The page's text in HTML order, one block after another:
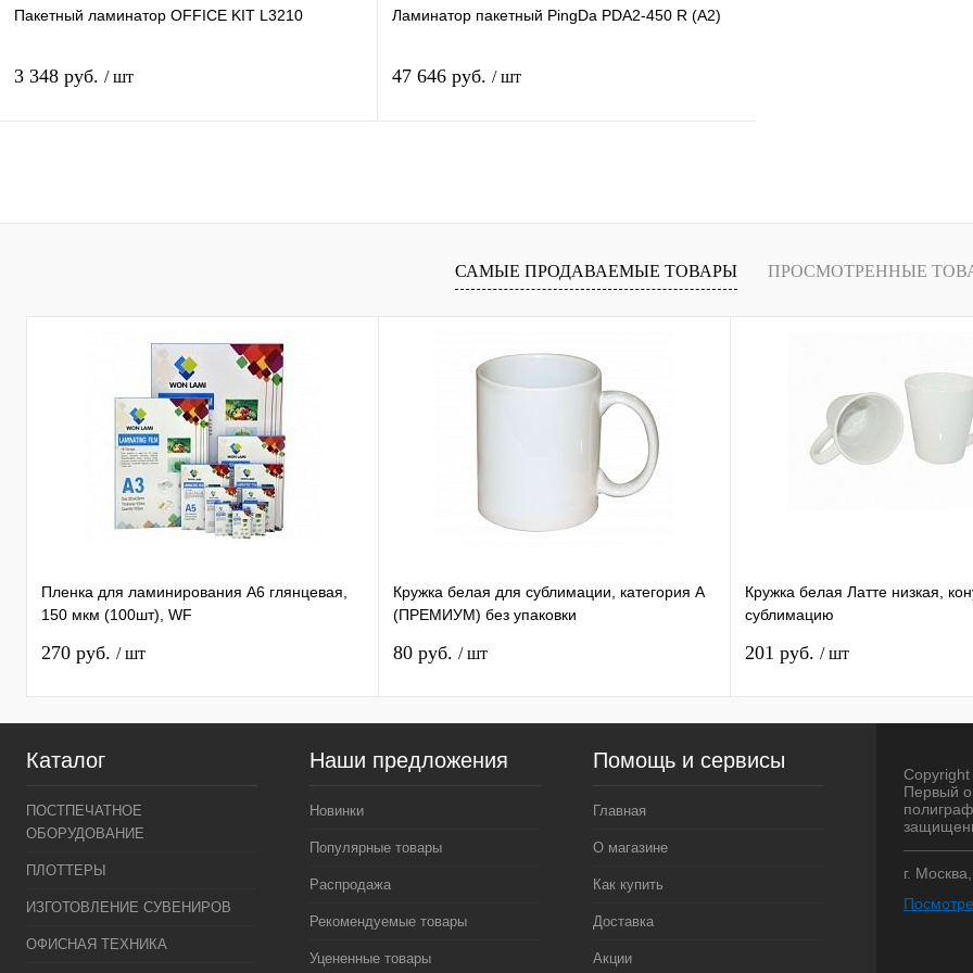
Пакетный ламинатор OFFICE KIT L3210
3 348 руб. / шт
Купить в 1 клик Сравнение
Ламинатор пакетный PingDa PDA2-450 R (А2)
47 646 руб. / шт
Купить в 1 клик Сравнение
наличии
САМЫЕ ПРОДАВАЕМЫЕ ТОВАРЫ ПРОСМОТРЕННЫЕ
Пленка для ламинирования А6 глянцевая,
150 мкм (100шт), WF
270 руб. / шт
Кружка белая для сублимации, категория А
(ПРЕМИУМ) без упаковки
80 руб. / шт
Кружка белая Латте низкая,
сублимацию
201 руб. / шт
Каталог
ПОСТПЕЧАТНОЕ
ОБОРУДОВАНИЕ
ПЛОТТЕРЫ
ИЗГОТОВЛЕНИЕ СУВЕНИРОВ
ОФИСНАЯ ТЕХНИКА
Наши предложения
Новинки
Популярные товары
Распродажа
Рекомендуемые товары
Уцененные товары
Помощь и сервисы
Главная
О магазине
Как купить
Доставка
Акции
Первый
г.